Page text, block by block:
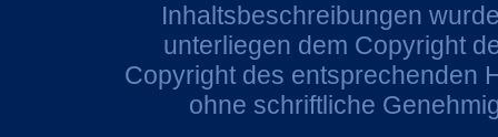
Inhaltsbeschreibungen
unterliegen dem Copyright
Copyright des entsprechenden
ohne schriftliche